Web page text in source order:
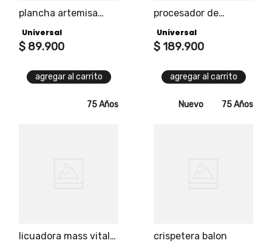
plancha artemisa
equilibrio de gris y
oro rosa, vapor y
para un
Universal
$ 89.900
agregar al carrito
procesador de
multifuncional
universal, dos
alimentos.
Universal
$ 189.900
agregar al carrito
75 Años
licuadora mass vital
Nuevo 75 Años
crispetera balon